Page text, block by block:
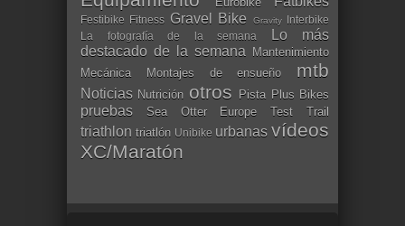
Festibike Fitness Gravel Bike Gravity Interbike
La fotografía de la semana
Lo más
destacado de la semana Mantenimiento
Mecánica
Montajes de ensueño mtb
Noticias Nutrición otros Pista Plus Bikes
pruebas Sea Otter Europe Test Trail
triathlon triatlón Unibike urbanas vídeos
XC/Maratón